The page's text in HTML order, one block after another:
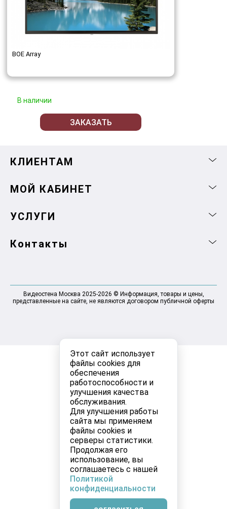
Этот сайт использует
файлы cookies для
обеспечения
работоспособности и
улучшения качества
обслуживания.
Для улучшения работы
сайта мы применяем
файлы cookies и
серверы статистики.
Продолжая его
использование, вы
соглашаетесь с нашей
Политикой
конфиденциальности
BOE Array
В наличии
ЗАКАЗАТЬ
КЛИЕНТАМ
МОЙ КАБИНЕТ
УСЛУГИ
Контакты
Видеостена Москва 2025-2026 © Информация, товары и цены,
представленные на сайте, не являются договором публичной оферты